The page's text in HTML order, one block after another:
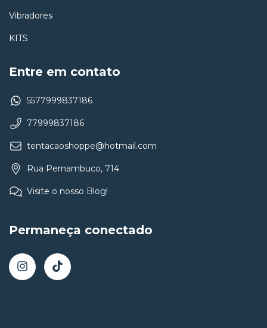
Vibradores
KITS
Entre em contato
5577999837186
77999837186
tentacaoshoppe@hotmail.com
Rua Pernambuco, 714
Visite o nosso Blog!
Permaneça conectado